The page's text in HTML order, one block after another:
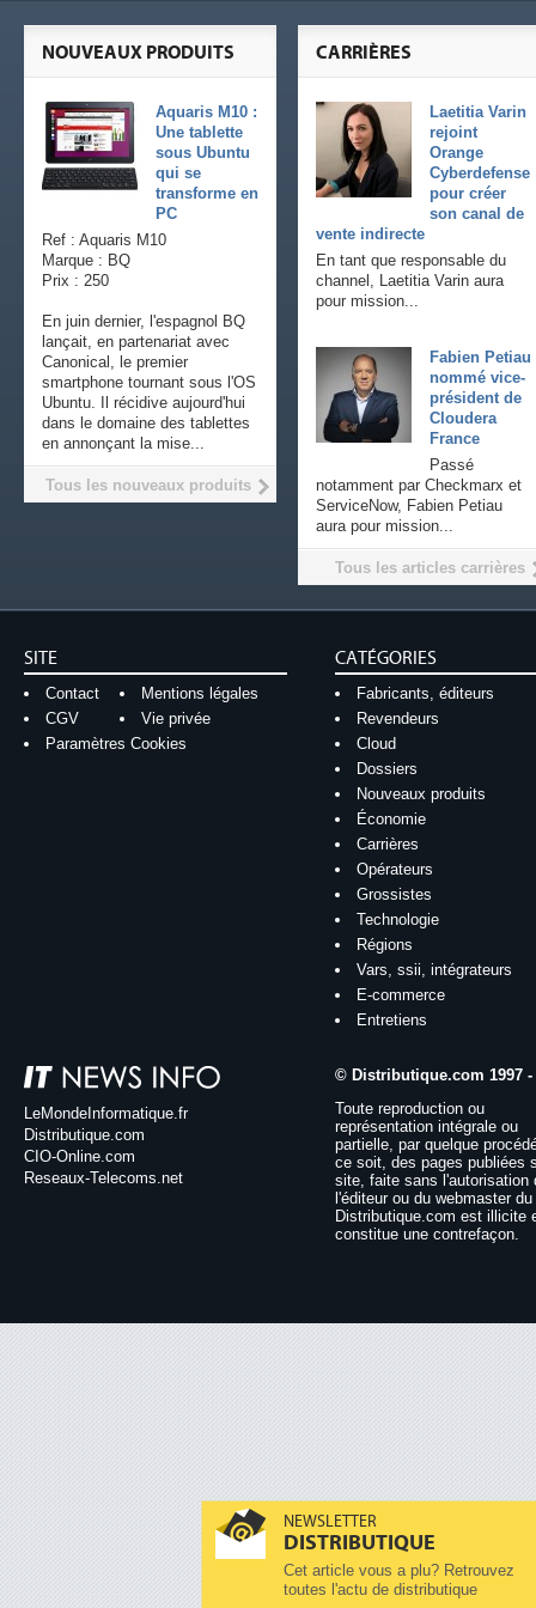
NEWSLETTER
DISTRIBUTIQUE
Cet article vous a plu? Retrouvez
toutes l'actu de distributique
CARRIÈRES
Laetitia Varin
rejoint
Orange
Cyberdefense
pour créer
son canal de
vente indirecte
En tant que responsable du
channel, Laetitia Varin aura
pour mission...
Fabien Petiau
nommé vice-
président de
Cloudera
France
Passé
notamment par Checkmarx et
ServiceNow, Fabien Petiau
aura pour mission...
Tous les articles carrières
NOUVEAUX PRODUITS
Aquaris M10 :
Une tablette
sous Ubuntu
qui se
transforme en
PC
Ref : Aquaris M10
Marque : BQ
Prix : 250
En juin dernier, l'espagnol BQ
lançait, en partenariat avec
Canonical, le premier
smartphone tournant sous l'OS
Ubuntu. Il récidive aujourd'hui
dans le domaine des tablettes
en annonçant la mise...
Tous les nouveaux produits
SITE
Contact
Mentions légales
CGV
Vie privée
Paramètres Cookies
CATÉGORIES
Fabricants, éditeurs
Revendeurs
Cloud
Dossiers
Nouveaux produits
Économie
Carrières
Opérateurs
Grossistes
Technologie
Régions
Vars, ssii, intégrateurs
E-commerce
Entretiens
LeMondeInformatique.fr
Distributique.com
CIO-Online.com
Reseaux-Telecoms.net
© Distributique.com 1997 -
Toute reproduction ou
représentation intégrale ou
partielle, par quelque
ce soit, des pages publiées
site, faite sans l'autorisation
l'éditeur ou du webmaster
Distributique.com est illicite
constitue une contrefaçon.